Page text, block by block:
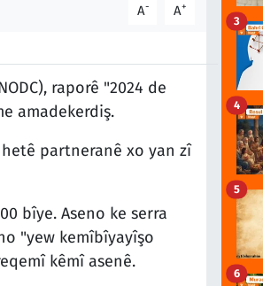
A- A+
raporê "2024 de
amadekerdiş.
partneranê xo yan zî
bîye. Aseno ke serra
"yew kemîbîyayîşo
kêmî asenê.
3
4
5
6